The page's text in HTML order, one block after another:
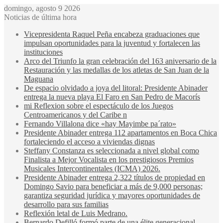
domingo, agosto 9 2026
Noticias de última hora
Vicepresidenta Raquel Peña encabeza graduaciones que
impulsan oportunidades para la juventud y fortalecen las
instituciones
Arco del Triunfo la gran celebración del 163 aniversario de la
Restauración y las medallas de los atletas de San Juan de la
Maguana
De espacio olvidado a joya del litoral: Presidente Abinader
entrega la nueva playa El Faro en San Pedro de Macorís
mi Reflexion sobre el espectáculo de los Juegos
Centroamericanos y del Caribe n
Fernando Villalona dice «hay Mayimbe pa´rato»
Presidente Abinader entrega 112 apartamentos en Boca Chica
fortaleciendo el acceso a viviendas dignas
Steffany Constanza es seleccionada a nivel global como
Finalista a Mejor Vocalista en los prestigiosos Premios
Musicales Intercontinentales (ICMA) 2026.
Presidente Abinader entrega 2,322 títulos de propiedad en
Domingo Savio para beneficiar a más de 9,000 personas;
garantiza seguridad jurídica y mayores oportunidades de
desarrollo para sus familias
Reflexión letal de Luis Medrano.